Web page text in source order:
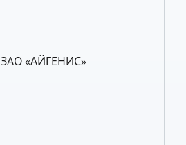
ЗАО «АЙГЕНИС»